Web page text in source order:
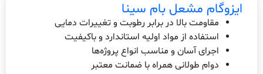
ایزوگام مشعل بام سینا
مقاومت بالا در برابر رطوبت و تغییرات دمایی
استفاده از مواد اولیه استاندارد و باکیفیت
اجرای آسان و مناسب انواع پروژه‌ها
دوام طولانی همراه با ضمانت معتبر